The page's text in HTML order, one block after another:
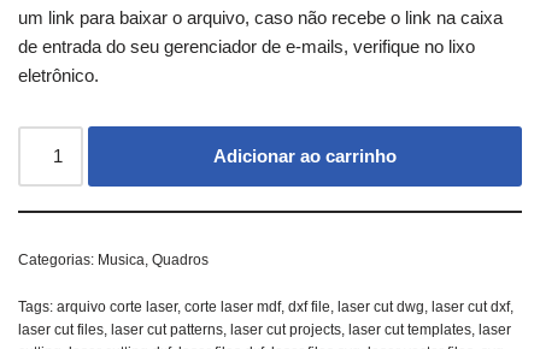
um link para baixar o arquivo, caso não recebe o link na caixa
de entrada do seu gerenciador de e-mails, verifique no lixo
eletrônico.
Adicionar ao carrinho
Categorias: Musica Quadros
Tags: arquivo corte laser, corte laser mdf, dxf file laser cut dwg laser cut dxf,
laser cut files laser cut patterns laser cut projects laser cut templates laser